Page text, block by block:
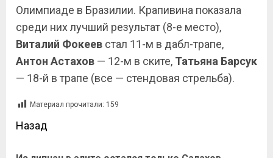
Олимпиаде в Бразилии. Крапивина показала
среди них лучший результат (8-е место),
Виталий Фокеев стал 11-м в дабл-трапе,
Антон Астахов — 12-м в ските, Татьяна Барсук
— 18-й в трапе (все — стендовая стрельба).
Материал прочитали: 159
Назад